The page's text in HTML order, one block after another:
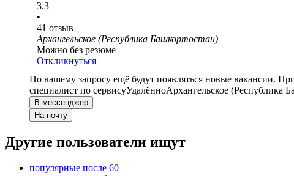
3.3
•
41 отзыв
Архангельское (Республика Башкортостан)
Можно без резюме
Откликнуться
По вашему запросу ещё будут появляться новые вакансии.
специалист по сервисуУдалённоАрхангельское (Республика
В мессенджер
На почту
Другие пользователи ищут
популярные после 60